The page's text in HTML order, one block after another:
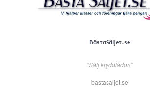
BästaSäljet.se
"Sälj kryddlådor!"
bastasaljet.se